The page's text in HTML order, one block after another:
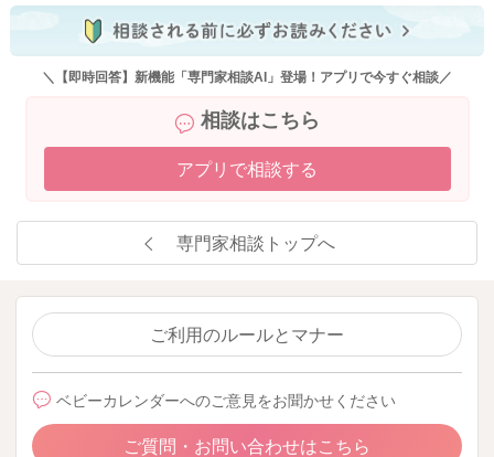
＼【即時回答】新機能「専門家相談AI」登場！アプリで今すぐ相談／
相談はこちら
アプリで相談する
専門家相談トップへ
ご利用のルールとマナー
ベビーカレンダーへのご意見をお聞かせください
ご質問・お問い合わせはこちら